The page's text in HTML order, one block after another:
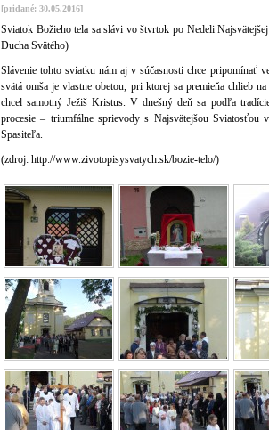
[pridané: 30.05.2016]
Sviatok Božieho tela sa slávi vo štvrtok po Nedeli
Ducha Svätého)
Slávenie tohto sviatku nám aj v súčasnosti chce pripomínať
svätá omša je vlastne obetou, pri ktorej sa premieňa chlieb
chcel samotný Ježiš Kristus. V dnešný deň sa podľa
procesie – triumfálne sprievody s Najsvätejšou Sviatosťou
Spasiteľa.
(zdroj: http://www.zivotopisysvatych.sk/bozie-telo/)